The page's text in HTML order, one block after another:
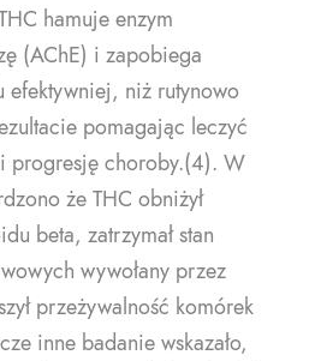
hamuje enzym
(AChE) i zapobiega
niż rutynowo
pomagając leczyć
progresję choroby.(4). W
że THC obniżył
beta, zatrzymał stan
wywołany przez
przeżywalność komórek
inne badanie wskazało,